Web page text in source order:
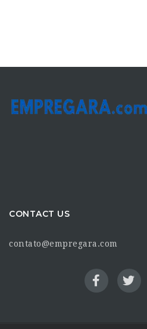
CONTACT US
contato@empregara.com